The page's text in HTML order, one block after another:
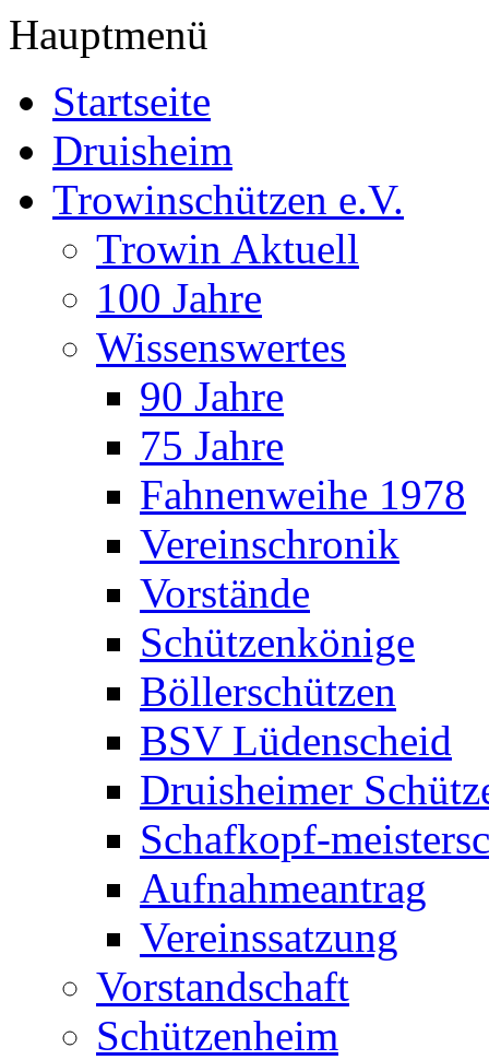
Hauptmenü
Startseite
Druisheim
Trowinschützen e.V.
Trowin Aktuell
100 Jahre
Wissenswertes
90 Jahre
75 Jahre
Fahnenweihe 1978
Vereinschronik
Vorstände
Schützenkönige
Böllerschützen
BSV Lüdenscheid
Druisheimer
Schafkopf-
Aufnahmeantrag
Vereinssatzung
Vorstandschaft
Schützenheim